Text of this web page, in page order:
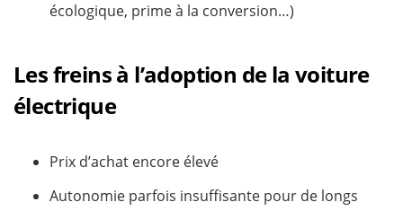
écologique, prime à la conversion…)
Les freins à l’adoption de la voiture
électrique
Prix d’achat encore élevé
Autonomie parfois insuffisante pour de longs